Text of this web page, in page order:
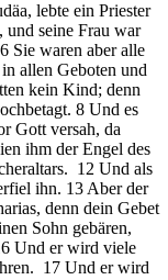
lebte ein Priester
seine Frau war
Sie waren aber alle
allen Geboten und
kein Kind; denn
8 Und es
Gott versah, da
ihm der Engel des
12 Und als
ihn. 13 Aber der
denn dein Gebet
Sohn gebären,
Und er wird viele
17 Und er wird